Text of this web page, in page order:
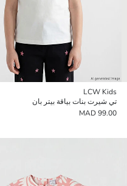
LCW Kids
تي شيرت بنات بياقة بيتر بان
99.00 MAD